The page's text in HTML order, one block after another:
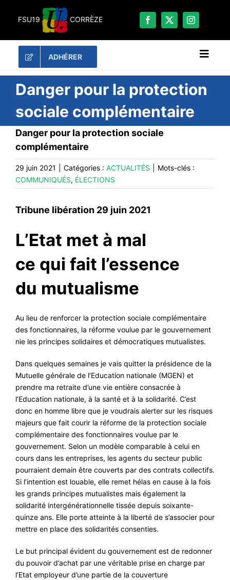
FSU19 CORRÈZE
ADHÉRER
RECHERCHER:
LES UNES
#ACTUALITÉS
DOSSIERS
PUBLICATIONS
CONTACT
#VOS ÉLUES
#FORMATION
#MÉDIAS
#DÉBATS
#ARCHIVES
Danger pour la protection
sociale complémentaire
Danger pour la protection sociale
complémentaire
29 juin 2021 Catégories : ACTUALITÉS
Mots-clés :
COMMUNIQUÉS, ÉLECTIONS
Tribune libération 29 juin 2021
L’Etat met à mal
ce qui fait l’essence
du mutualisme
Au lieu de renforcer la protection sociale complémentaire
des fonctionnaires, la réforme voulue par le gouvernement
nie les principes solidaires et démocratiques mutualistes.
Dans quelques semaines je vais quitter la présidence de la
Mutuelle générale de l’Education nationale (MGEN) et
prendre ma retraite d’une vie entière consacrée à
l’Education nationale, à la santé et à la solidarité. C’est
donc en homme libre que je voudrais alerter sur les risques
majeurs que fait courir la réforme de la protection sociale
complémentaire des fonctionnaires voulue par le
gouvernement. Selon un modèle comparable à celui en
cours dans les entreprises, les agents du secteur public
pourraient demain être couverts par des contrats collectifs.
Si l’intention est louable, elle remet hélas en cause à la fois
les grands principes mutualistes mais également la
solidarité intergénérationnelle tissée depuis soixante-
quinze ans. Elle porte atteinte à la liberté de s’associer pour
mettre en place des solidarités consenties.
Le but principal évident du gouvernement est de redonner
du pouvoir d’achat par une véritable prise en charge par
l’Etat employeur d’une partie de la couverture